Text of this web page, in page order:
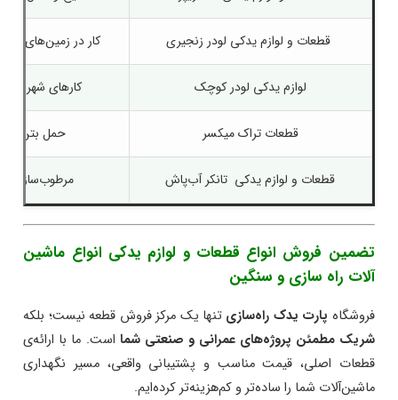
قطعات و لوازم یدکی لودر زنجیری کار در زمین‌های نرم
لوازم یدکی لودر کوچک کارهای شهری
قطعات تراک میکسر حمل بتن
قطعات و لوازم یدکی تانکر آب‌پاش مرطوب‌سازی
تضمین فروش انواع قطعات و لوازم یدکی انواع ماشین
آلات راه سازی و سنگین
فروشگاه پارت یدک راه‌سازی تنها یک مرکز فروش قطعه نیست؛ بلکه
شریک مطمئن پروژه‌های عمرانی و صنعتی شما است. ما با ارائه‌ی
قطعات اصلی، قیمت مناسب و پشتیبانی واقعی، مسیر نگهداری
ماشین‌آلات شما را ساده‌تر و کم‌هزینه‌تر کرده‌ایم.